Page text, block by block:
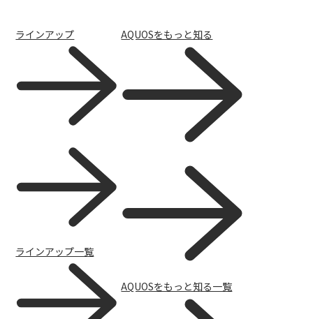
ラインアップ
ラインアップ一覧
AQUOSをもっと知る
AQUOSをもっと知る一覧